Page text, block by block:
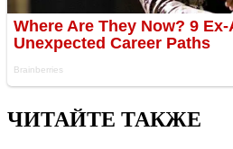
ЧИТАЙТЕ ТАКЖЕ